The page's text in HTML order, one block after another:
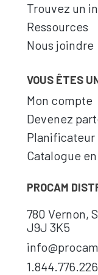
Trouvez un
Ressources
Nous joindre
VOUS ÊTES
Mon compte
Devenez
Planificateur
Catalogue
PROCAM
780 Vernon,
J9J 3K5